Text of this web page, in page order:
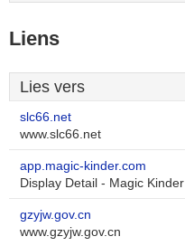
Liens
Lies vers
slc66.net
www.slc66.net
app.magic-kinder.com
Display Detail - Magic Kinder
gzyjw.gov.cn
www.gzyjw.gov.cn